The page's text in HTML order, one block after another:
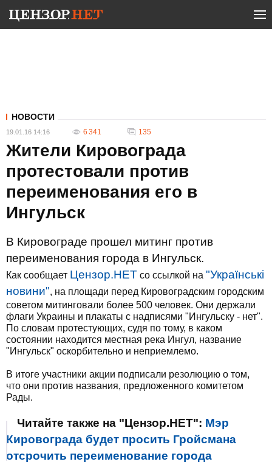
НОВОСТИ
19.01.16 14:16 6 341 135
Жители Кировограда
протестовали против
переименования его в
Ингульск
В Кировограде прошел митинг против
переименования города в Ингульск.
Как сообщает Цензор.НЕТ со ссылкой на "Українські
новини", на площади перед Кировоградским городским
советом митинговали более 500 человек. Они держали
флаги Украины и плакаты с надписями "Ингульску - нет".
По словам протестующих, судя по тому, в каком
состоянии находится местная река Ингул, название
"Ингульск" оскорбительно и неприемлемо.
В итоге участники акции подписали резолюцию о том,
что они против названия, предложенного комитетом
Рады.
Читайте также на "Цензор.НЕТ": Мэр
Кировограда будет просить Гройсмана
отсрочить переименование города